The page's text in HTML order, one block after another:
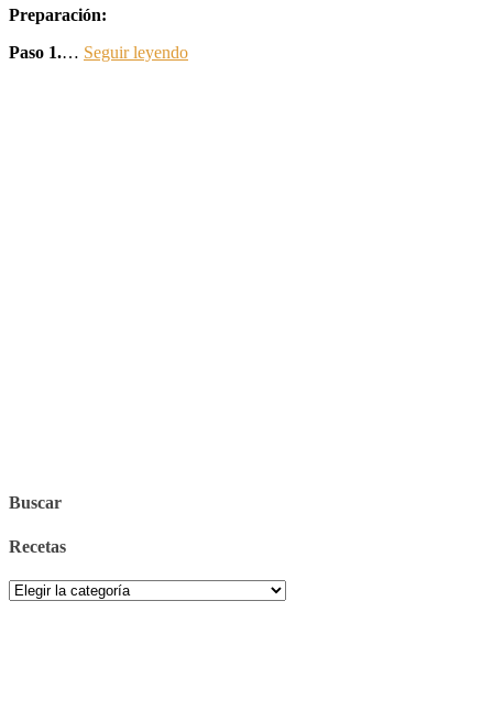
Preparación:
Paso 1.… Seguir leyendo
Buscar
Recetas
Recetas